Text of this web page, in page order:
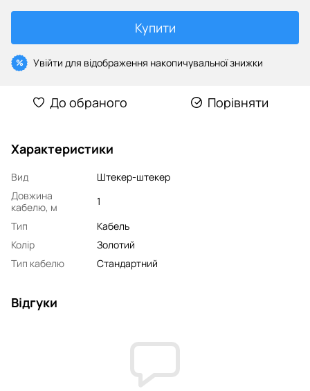
Купити
% Увійти для відображення накопичувальної знижки
До обраного Порівняти
Характеристики
Вид
Штекер-штекер
Довжина
кабелю, м
1
Тип
Кабель
Колір
Золотий
Тип кабелю
Стандартний
Відгуки